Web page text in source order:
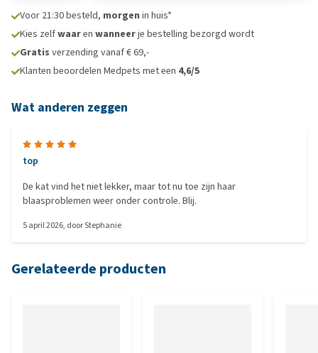
Voor 21:30 besteld, morgen in huis*
Kies zelfwaaren wanneerje bestelling bezorgd wordt
Gratis verzending vanaf € 69,-
Klanten beoordelen Medpets met een 4,6/5
Wat anderen zeggen
top
De kat vind het niet lekker, maar tot nu toe zijn haar
blaasproblemen weer onder controle. Blij.
5 april 2026, doorStephanie
Gerelateerde producten